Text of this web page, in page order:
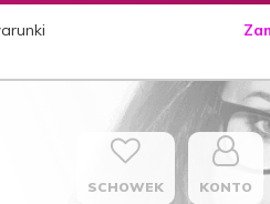
SCHOWEK KONTO